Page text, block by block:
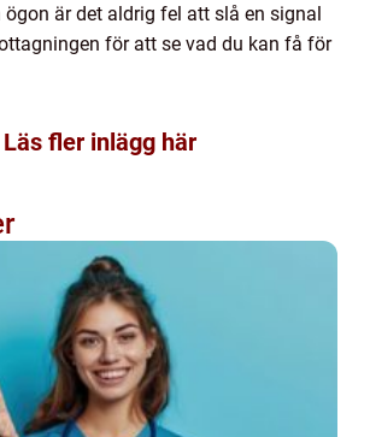
är det aldrig fel att slå en signal
för att se vad du kan få för
Läs fler inlägg här